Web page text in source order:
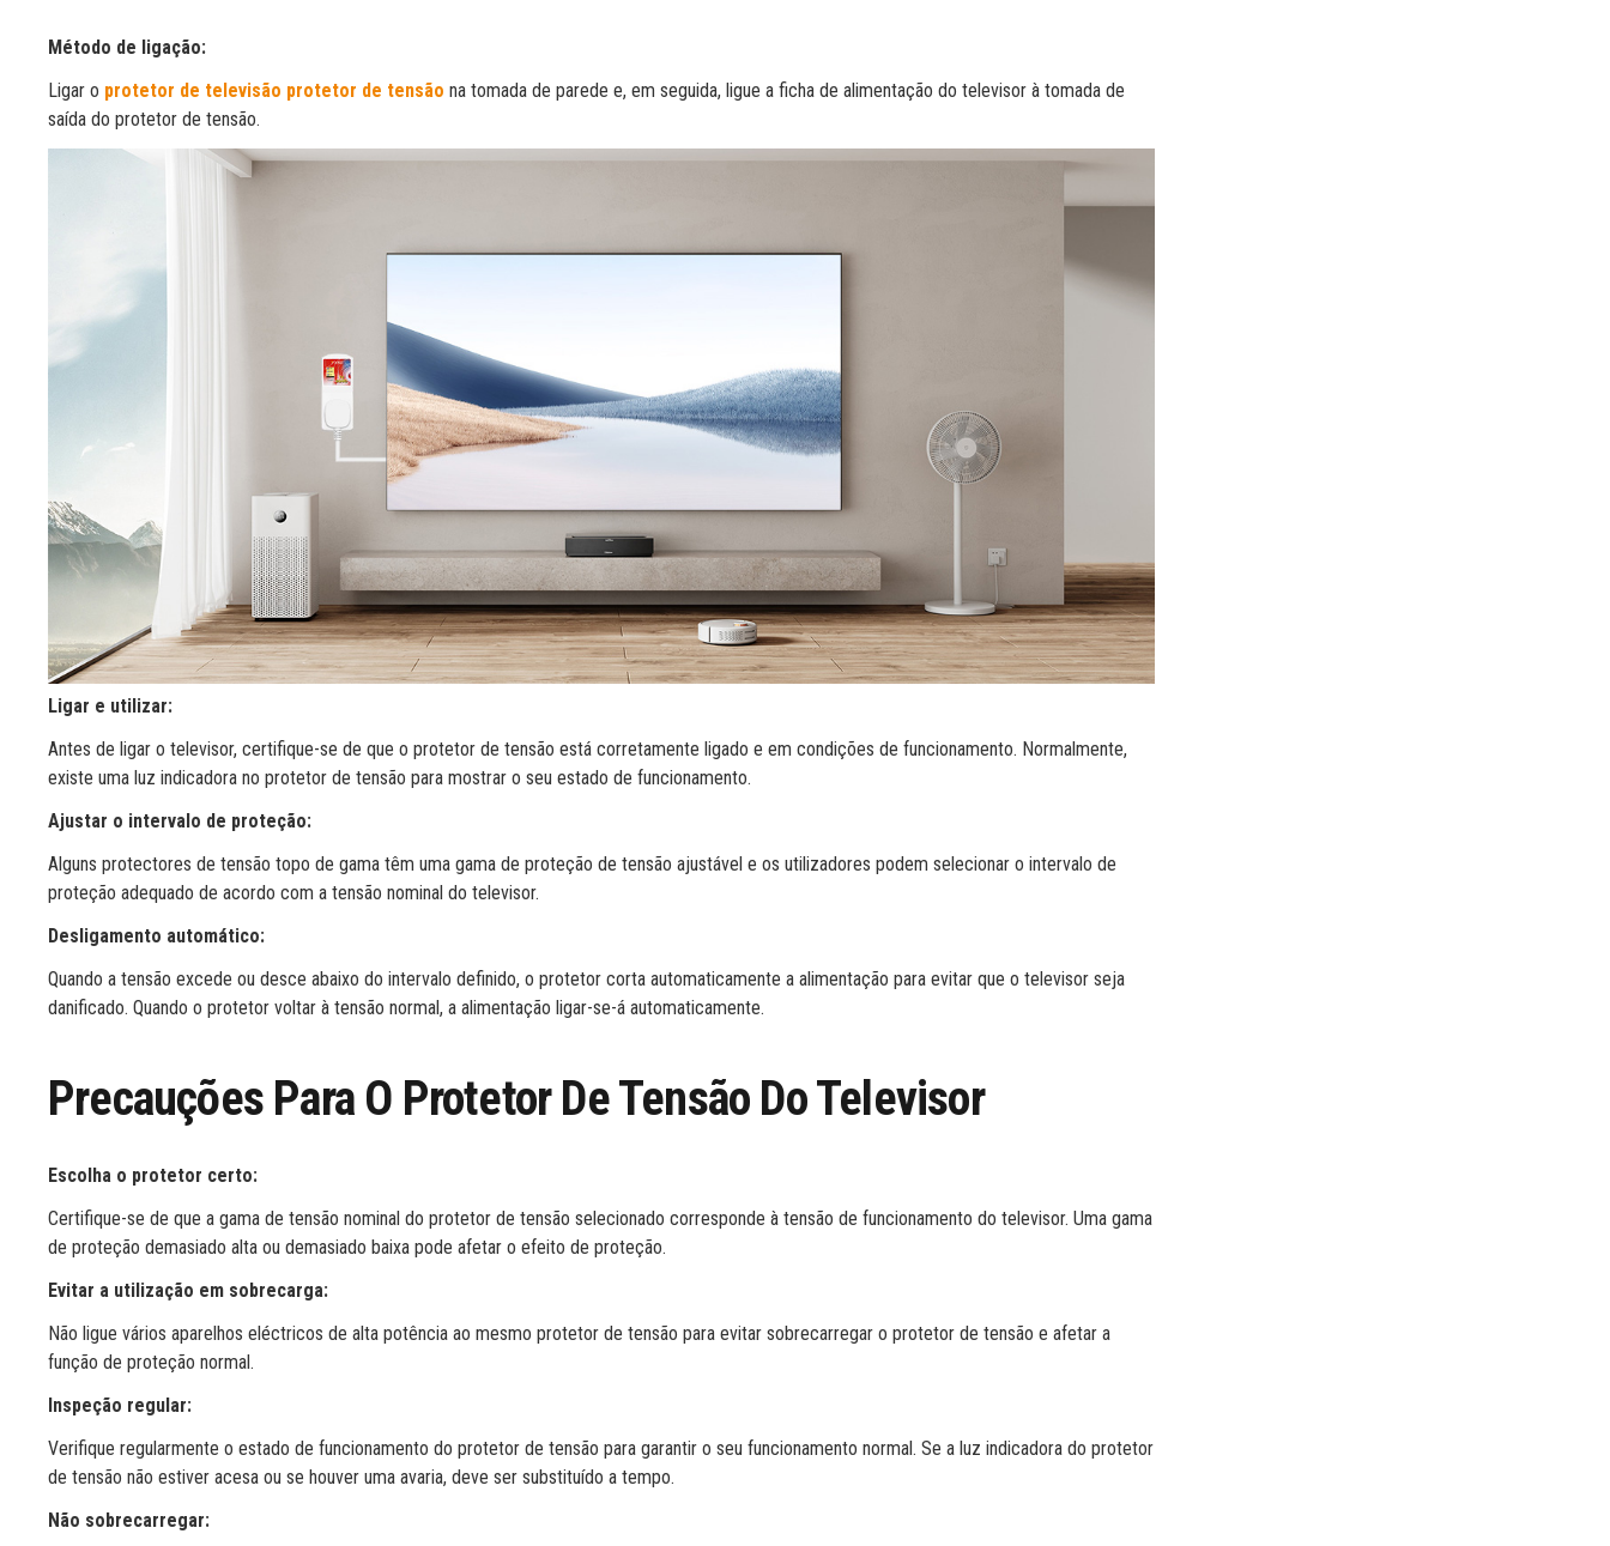
Método de ligação:
Ligar o protetor de televisão protetor de tensão na tomada de parede e, em seguida, ligue a ficha de alimentação do televisor à tomada de
saída do protetor de tensão.
Ligar e utilizar:
Antes de ligar o televisor, certifique-se de que o protetor de tensão está corretamente ligado e em condições de funcionamento. Normalmente,
existe uma luz indicadora no protetor de tensão para mostrar o seu estado de funcionamento.
Ajustar o intervalo de proteção:
Alguns protectores de tensão topo de gama têm uma gama de proteção de tensão ajustável e os utilizadores podem selecionar o intervalo de
proteção adequado de acordo com a tensão nominal do televisor.
Desligamento automático:
Quando a tensão excede ou desce abaixo do intervalo definido, o protetor corta automaticamente a alimentação para evitar que o televisor seja
danificado. Quando o protetor voltar à tensão normal, a alimentação ligar-se-á automaticamente.
Precauções Para O Protetor De Tensão Do Televisor
Escolha o protetor certo:
Certifique-se de que a gama de tensão nominal do protetor de tensão selecionado corresponde à tensão de funcionamento do televisor. Uma gama
de proteção demasiado alta ou demasiado baixa pode afetar o efeito de proteção.
Evitar a utilização em sobrecarga:
Não ligue vários aparelhos eléctricos de alta potência ao mesmo protetor de tensão para evitar sobrecarregar o protetor de tensão e afetar a
função de proteção normal.
Inspeção regular:
Verifique regularmente o estado de funcionamento do protetor de tensão para garantir o seu funcionamento normal. Se a luz indicadora do protetor
de tensão não estiver acesa ou se houver uma avaria, deve ser substituído a tempo.
Não sobrecarregar: